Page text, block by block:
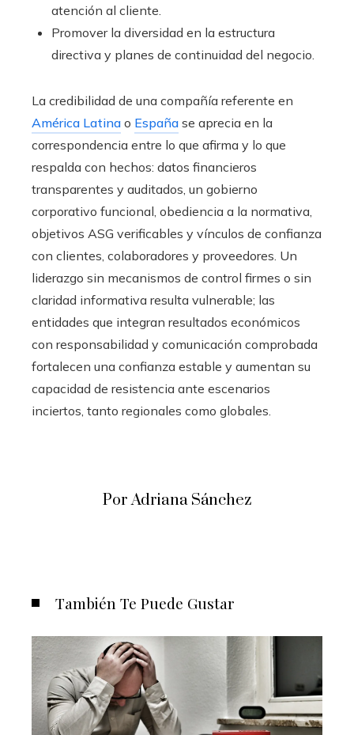
atención al cliente.
Promover la diversidad en la estructura
directiva y planes de continuidad del negocio.
La credibilidad de una compañía referente en
América Latina o España se aprecia en la
correspondencia entre lo que afirma y lo que
respalda con hechos: datos financieros
transparentes y auditados, un gobierno
corporativo funcional, obediencia a la normativa,
objetivos ASG verificables y vínculos de confianza
con clientes, colaboradores y proveedores. Un
liderazgo sin mecanismos de control firmes o sin
claridad informativa resulta vulnerable; las
entidades que integran resultados económicos
con responsabilidad y comunicación comprobada
fortalecen una confianza estable y aumentan su
capacidad de resistencia ante escenarios
inciertos, tanto regionales como globales.
Por Adriana Sánchez
También Te Puede Gustar